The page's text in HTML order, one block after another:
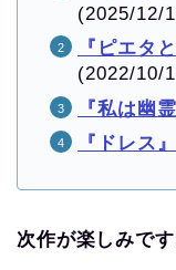
(2025/12/
『ピエタ
(2022/10/
『私は幽
『ドレス』
次作が楽しみです